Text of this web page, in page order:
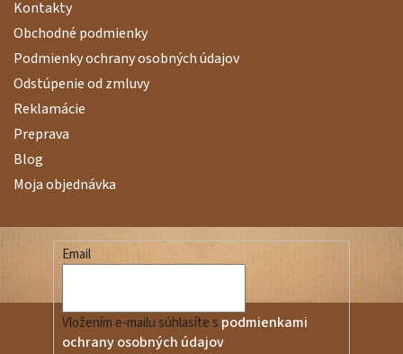
Kontakty
Obchodné podmienky
Podmienky ochrany osobných údajov
Odstúpenie od zmluvy
Reklamácie
Preprava
Blog
Moja objednávka
Email
Vložením e-mailu súhlasíte s podmienkami
ochrany osobných údajov